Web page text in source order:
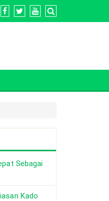
Sebagai
Kado